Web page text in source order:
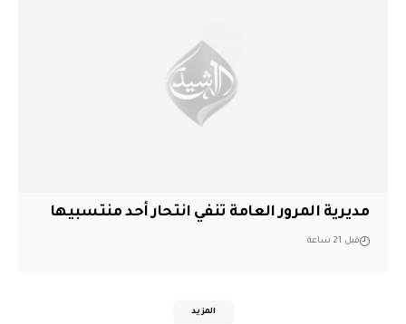
مديرية المرور العامة تنفي انتحار أحد منتسبيها
قبل 21 ساعة
المزيد